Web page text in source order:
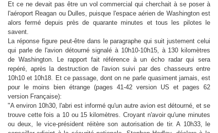
Et ce ne devait pas être un vol commercial qui cherchait à se poser à
l'aéroport Reagan ou Dulles, puisque l'espace aérien de Washington est
alors fermé depuis près de quarante minutes et tous les pilotes le
savent.
La réponse figure peut-être dans le paragraphe qui suit justement celui
qui parle de l'avion détourné signalé à 10h10-10h15, à 130 kilomètres
de Washington. Le rapport fait référence à un écho radar qui sera
repéré, après la destruction de l'avion suivi par des chasseurs entre
10h10 et 10h18. Et ce passage, dont on ne parle quasiment jamais, est
pour le moins bien étrange (pages 41-42 version US et pages 62
version Française):
"A environ 10h30, l'abri est informé qu'un autre avion est détourné, et se
trouve cette fois a 10 ou 15 kilomètres. Croyant n'avoir qu'une minutes
ou deux, le vice-président réitère son autorisation de tir. A 10h33, le